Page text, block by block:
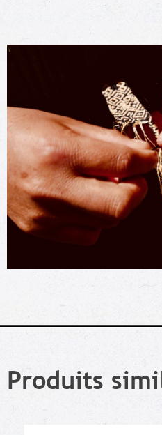
Produits